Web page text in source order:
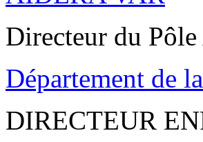
Directeur du
Département de
DIRECTEUR